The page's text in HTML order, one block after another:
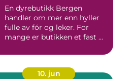
En dyrebutikk Bergen
handler om mer enn hyller
fulle av fór og leker. For
mange er butikken et fast ...
10. jun